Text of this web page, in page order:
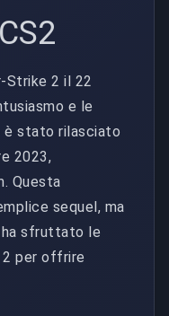
Strike 2 il 22
e le
è stato rilasciato
2023,
Questa
sequel, ma
ha sfruttato le
per offrire